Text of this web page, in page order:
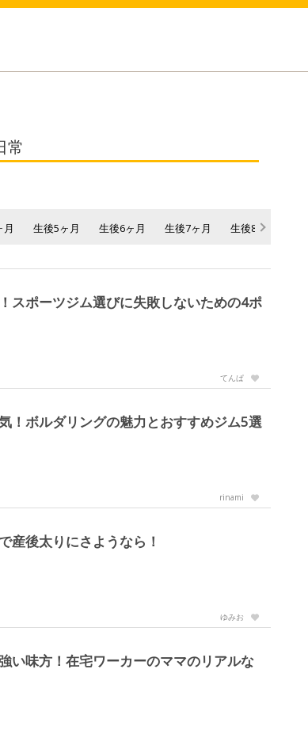
常
月 生後5ヶ月 生後6ヶ月 生後7ヶ月 生後8ヶ月
スポーツジム選びに失敗しないための4ポ
てんぱ
！ボルダリングの魅力とおすすめジム5選
rinami
産後太りにさようなら！
ゆみお
い味方！在宅ワーカーのママのリアルな